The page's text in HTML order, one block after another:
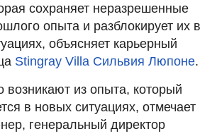
сохраняет неразрешенные
опыта и разблокирует их в
объясняет карьерный
Stingray Villa Сильвия Люпоне.
возникают из опыта, который
в новых ситуациях, отмечает
генеральный директор